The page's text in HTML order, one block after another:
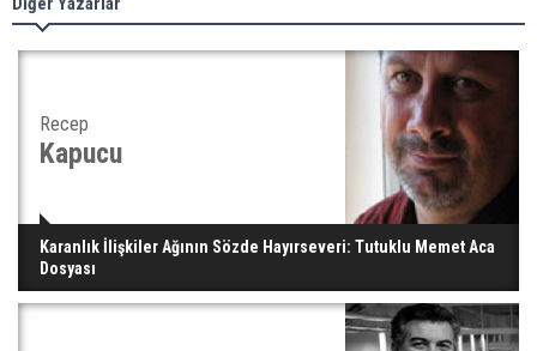
Recep
Kapucu
Karanlık İlişkiler Ağının Sözde Hayırseveri: Tutuklu Memet Aca
Dosyası